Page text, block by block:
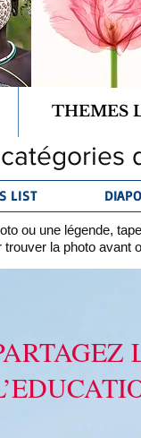
THEMES
LIST
ou une légende,
la photo avant